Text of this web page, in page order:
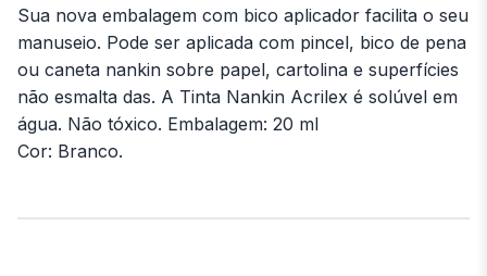
Sua nova embalagem com bico aplicador facilita o seu
manuseio. Pode ser aplicada com pincel, bico de pena
ou caneta nankin sobre papel, cartolina e superfícies
não esmalta das. A Tinta Nankin Acrilex é solúvel em
água. Não tóxico. Embalagem: 20 ml
Cor: Branco.